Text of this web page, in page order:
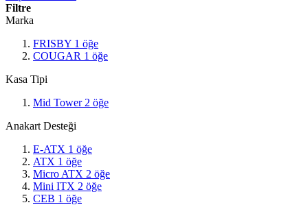
Filtre
Marka
FRISBY 1 öğe
COUGAR 1 öğe
Kasa Tipi
Mid Tower 2 öğe
Anakart Desteği
E-ATX 1 öğe
ATX 1 öğe
Micro ATX 2 öğe
Mini ITX 2 öğe
CEB 1 öğe